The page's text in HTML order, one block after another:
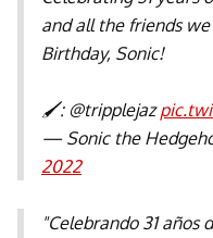
and all the friends
Birthday, Sonic!
🖌️: @tripplejaz
— Sonic the
2022
"Celebrando 31 años